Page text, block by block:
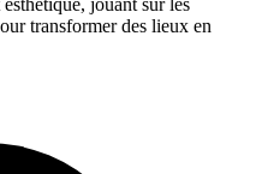
transformer des lieux en